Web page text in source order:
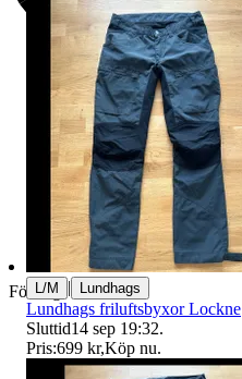
Företag
L/M | Lundhags
Lundhags friluftsbyxor Lockne
Sluttid14 sep 19:32.
Pris:699 kr,Köp nu.